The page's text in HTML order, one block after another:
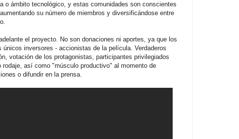
o ámbito tecnológico, y estas comunidades son conscientes
su número de miembros y diversificándose entre
el proyecto. No son donaciones ni aportes, ya que los
inversores - accionistas de la película. Verdaderos
votación de los protagonistas, participantes privilegiados
rodaje, así como "músculo productivo" al momento de
o difundir en la prensa.